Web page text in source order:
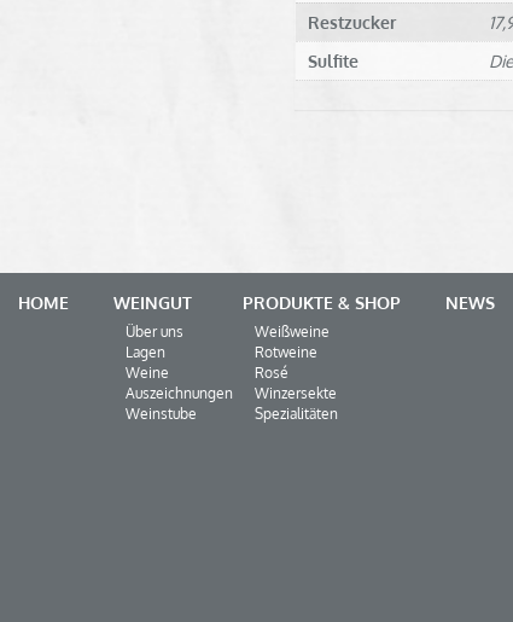
Restzucker
Sulfite
HOME WEINGUT
Über uns
Lagen
Weine
Auszeichnungen
Weinstube
PRODUKTE & SHOP
Weißweine
Rotweine
Rosé
Winzersekte
Spezialitäten
NEWS